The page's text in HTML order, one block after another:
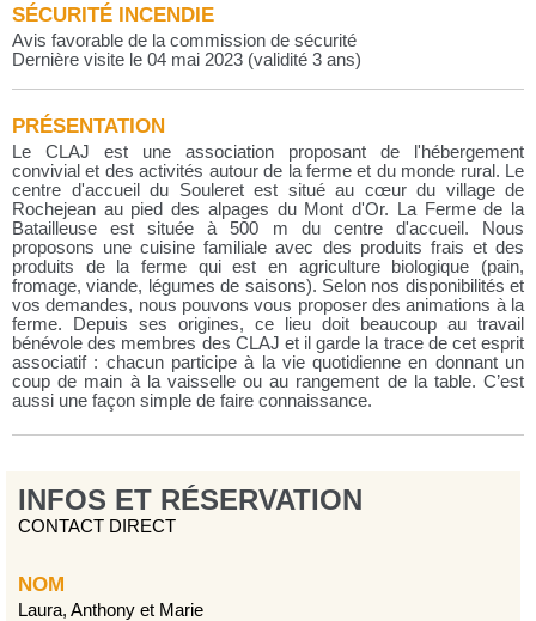
SÉCURITÉ INCENDIE
Avis favorable de la commission de sécurité
Dernière visite le 04 mai 2023 (validité 3 ans)
PRÉSENTATION
Le CLAJ est une association proposant de l'hébergement
convivial et des activités autour de la ferme et du monde rural. Le
centre d'accueil du Souleret est situé au cœur du village de
Rochejean au pied des alpages du Mont d'Or. La Ferme de la
Batailleuse est située à 500 m du centre d'accueil. Nous
proposons une cuisine familiale avec des produits frais et des
produits de la ferme qui est en agriculture biologique (pain,
fromage, viande, légumes de saisons). Selon nos disponibilités et
vos demandes, nous pouvons vous proposer des animations à la
ferme. Depuis ses origines, ce lieu doit beaucoup au travail
bénévole des membres des CLAJ et il garde la trace de cet esprit
associatif : chacun participe à la vie quotidienne en donnant un
coup de main à la vaisselle ou au rangement de la table. C’est
aussi une façon simple de faire connaissance.
INFOS ET RÉSERVATION
CONTACT DIRECT
NOM
Laura, Anthony et Marie